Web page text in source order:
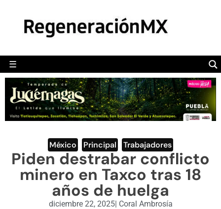
☰
POLÍTICA
CAMALEÓN
OPINIÓN
DEPORTES
ENGLISH SECTION
VIDEOS
México Principal Trabajadores
Piden destrabar conflicto
minero en Taxco tras 18
años de huelga
diciembre 22, 2025| Coral Ambrosía